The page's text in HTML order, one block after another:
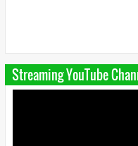
Streaming YouTube